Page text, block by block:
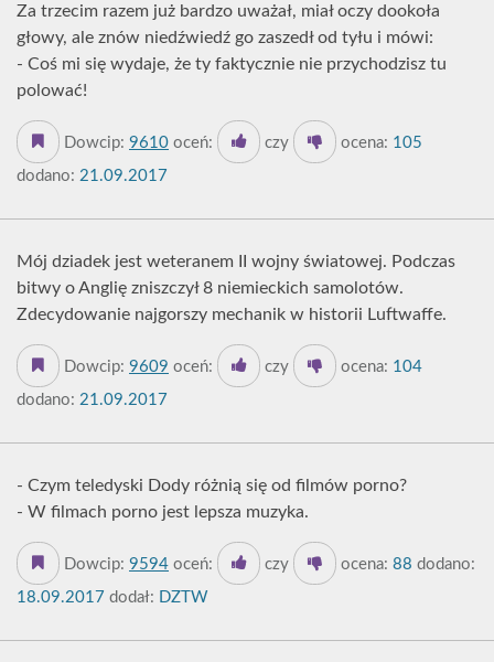
Za trzecim razem już bardzo uważał, miał oczy dookoła
głowy, ale znów niedźwiedź go zaszedł od tyłu i mówi:
- Coś mi się wydaje, że ty faktycznie nie przychodzisz tu
polować!
Dowcip: 9610 oceń: czy ocena: 105
dodano: 21.09.2017
Mój dziadek jest weteranem II wojny światowej. Podczas
bitwy o Anglię zniszczył 8 niemieckich samolotów.
Zdecydowanie najgorszy mechanik w historii Luftwaffe.
Dowcip: 9609 oceń: czy ocena: 104
dodano: 21.09.2017
- Czym teledyski Dody różnią się od filmów porno?
- W filmach porno jest lepsza muzyka.
Dowcip: 9594 oceń: czy ocena: 88 dodano:
18.09.2017 dodał: DZTW